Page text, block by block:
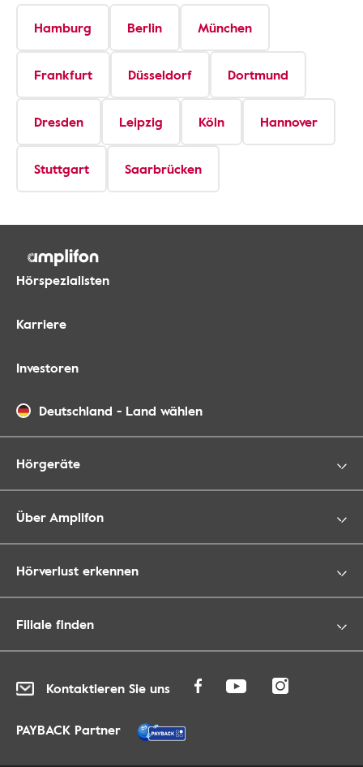
Hamburg Berlin München
Frankfurt Düsseldorf Dortmund
Dresden Leipzig Köln Hannover
Stuttgart Saarbrücken
Hörspezialisten
Karriere
Investoren
Deutschland - Land wählen
Hörgeräte
Über Amplifon
Hörverlust erkennen
Filiale finden
Kontaktieren Sie uns
PAYBACK Partner